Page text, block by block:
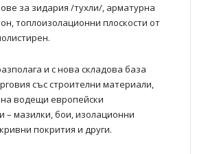
за зидария /тухли/, арматурна
топлоизолационни плоскости от
и с нова складова база
със строителни материали,
водещи европейски
– мазилки, бои, изолационни
покрития и други.